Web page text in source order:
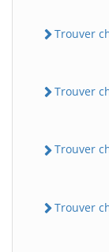
Trouver
Trouver
Trouver
Trouver